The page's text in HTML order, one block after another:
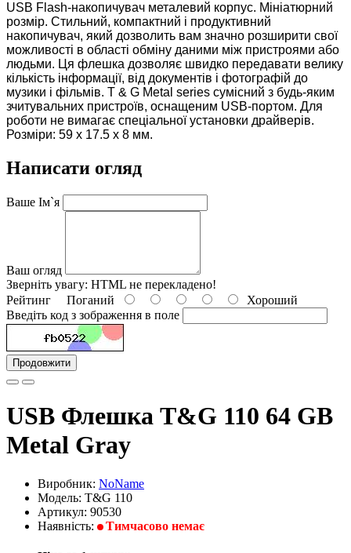
USB Flash-накопичувач металевий корпус. Мініатюрний
розмір. Стильний, компактний і продуктивний
накопичувач, який дозволить вам значно розширити свої
можливості в області обміну даними між пристроями або
людьми. Ця флешка дозволяє швидко передавати велику
кількість інформації, від документів і фотографій до
музики і фільмів. T & G Metal series сумісний з будь-яким
зчитувальних пристроїв, оснащеним USB-портом. Для
роботи не вимагає спеціальної установки драйверів.
Розміри: 59 x 17.5 x 8 мм.
Написати огляд
Ваше Ім`я
Ваш огляд
Зверніть увагу: HTML не перекладено!
Рейтинг Поганий
Хороший
Введіть код з зображення в поле
Продовжити
USB Флешка T&G 110 64 GB
Metal Gray
Виробник: NoName
Модель: T&G 110
Артикул: 90530
Наявність:
Тимчасово немає